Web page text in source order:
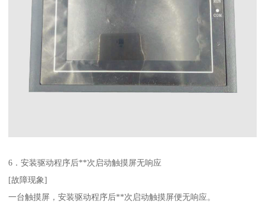
6．安装驱动程序后**次启动触摸屏无响应
[故障现象]
一台触摸屏，安装驱动程序后**次启动触摸屏便无响应。